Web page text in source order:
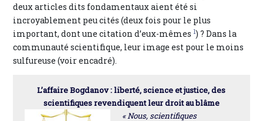
deux articles dits fondamentaux aient été si
incroyablement peu cités (deux fois pour le plus
important, dont une citation d’eux-mêmes 1) ? Dans la
communauté scientifique, leur image est pour le moins
sulfureuse (voir encadré).
L’affaire Bogdanov : liberté, science et justice, des
scientifiques revendiquent leur droit au blâme
« Nous, scientifiques